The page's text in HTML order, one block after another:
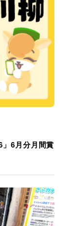
」6月分月間賞